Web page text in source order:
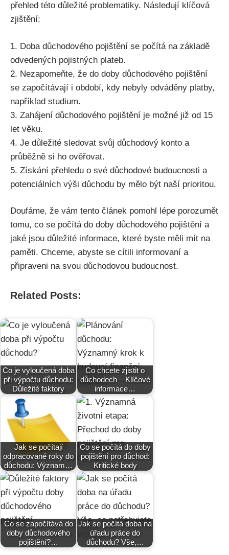
přehled této důležité problematiky. Následují klíčová
zjištění:
1. Doba důchodového pojištění se počítá na základě
odvedených pojistných plateb.
2. Nezapomeňte, že do doby důchodového pojištění
se započítávají i období, kdy nebyly odváděny platby,
například studium.
3. Zahájení důchodového pojištění je možné již od 15
let věku.
4. Je důležité sledovat svůj důchodový konto a
průběžně si ho ověřovat.
5. Získání přehledu o své důchodové budoucnosti a
potenciálních výši důchodu by mělo být naší prioritou.
Doufáme, že vám tento článek pomohl lépe porozumět
tomu, co se počítá do doby důchodového pojištění a
jaké jsou důležité informace, které byste měli mít na
paměti. Chceme, abyste se cítili informovaní a
připraveni na svou důchodovou budoucnost.
Related Posts:
Co je vyloučená doba
při výpočtu důchodu:
Důležité faktory
Co chcete zjistit o
důchodech – Klíčové
informace…
Jak se počítají
odpracované roky do
důchodu: Význam…
Co se počítá do doby
pojištění pro důchod:
Kritické body
Co se započítává do
doby důchodového
pojištění?…
Jak se počítá doba na
úřadu práce do
důchodu? Vše,…